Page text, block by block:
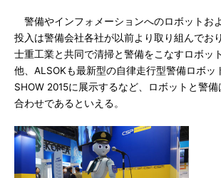
警備やインフォメーションへのロボットお
投入は警備会社各社が以前より取り組んでお
士重工業と共同で清掃と警備をこなすロボッ
他、ALSOKも最新型の自律走行型警備ロボッ
SHOW 2015に展示するなど、ロボットと警
合わせであるといえる。